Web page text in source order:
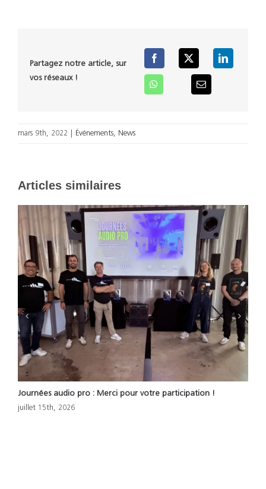
Partagez notre article, sur
vos réseaux !
mars 9th, 2022 Événements News
Articles similaires
Journées audio pro : Merci pour votre participation !
juillet 15th, 2026